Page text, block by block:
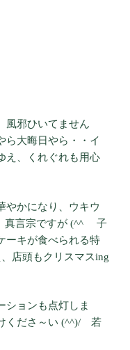
風邪ひいてません
ら大晦日やら・・イ
え、くれぐれも用心
やかになり、ウキウ
真言宗ですが (^^ゞ 子
ーキが食べられる特
店頭もクリスマスing
ションも点灯しま
くださ～い (^^)/ 若